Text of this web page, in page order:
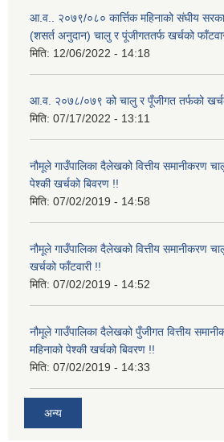
आ.व.. २०७९/०८० कार्त्तिक महिनाको संघीय
(शसर्त अनुदान) चालु र पूंजीगततर्फ खर्चको
मिति: 12/06/2022 - 14:18
आ.व. २०७८/०७९ को चालु र पूँजीगत तर्फको
मिति: 07/17/2022 - 13:11
नौमूले गाउँपालिका दैलेखको वित्तीय समानीकरण
पेश्की खर्चको बिवरण !!
मिति: 07/02/2019 - 14:58
नौमूले गाउँपालिका दैलेखको वित्तीय समानीकरण
खर्चको फाँटवारी !!
मिति: 07/02/2019 - 14:52
नौमूले गाउँपालिका दैलेखको पुँजीगत वित्तीय
महिनाको पेश्की खर्चको बिवरण !!
मिति: 07/02/2019 - 14:33
अन्य